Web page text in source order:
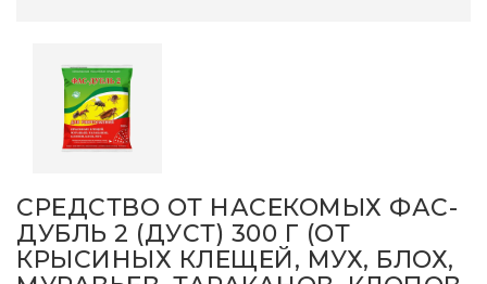
СРЕДСТВО ОТ НАСЕКОМЫХ ФАС-
ДУБЛЬ 2 (ДУСТ) 300 Г (ОТ
КРЫСИНЫХ КЛЕЩЕЙ, МУХ, БЛОХ,